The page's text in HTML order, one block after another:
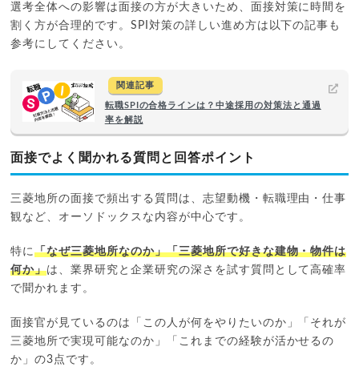
選考全体への影響は面接の方が大きいため、面接対策に時間を
割く方が合理的です。SPI対策の詳しい進め方は以下の記事も
参考にしてください。
関連記事
転職SPIの合格ラインは？中途採用の対策法と通過
率を解説
面接でよく聞かれる質問と回答ポイント
三菱地所の面接で頻出する質問は、志望動機・転職理由・仕事
観など、オーソドックスな内容が中心です。
特に「なぜ三菱地所なのか」「三菱地所で好きな建物・物件は
何か」は、業界研究と企業研究の深さを試す質問として高確率
で聞かれます。
面接官が見ているのは「この人が何をやりたいのか」「それが
三菱地所で実現可能なのか」「これまでの経験が活かせるの
か」の3点です。